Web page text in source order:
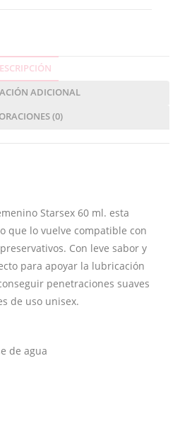
ADICIONAL
(0)
Starsex 60 ml. esta
que lo vuelve compatible con
Con leve sabor y
para apoyar la lubricación
penetraciones suaves
de uso unisex.
de agua